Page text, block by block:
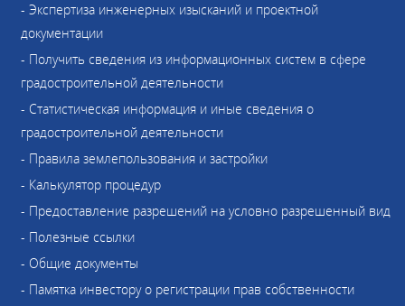
- Экспертиза инженерных изысканий и проектной
документации
- Получить сведения из информационных систем в сфере
градостроительной деятельности
- Статистическая информация и иные сведения о
градостроительной деятельности
- Правила землепользования и застройки
- Калькулятор процедур
- Предоставление разрешений на условно разрешенный вид
- Полезные ссылки
- Общие документы
- Памятка инвестору о регистрации прав собственности